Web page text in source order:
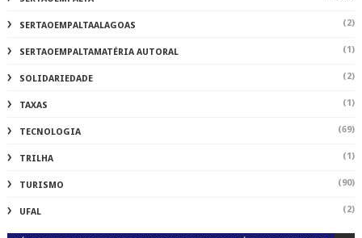
SERTAOEMPALTAALAGOAS (2)
SERTAOEMPALTAMATÉRIA AUTORAL (1)
SOLIDARIEDADE (2)
TAXAS (1)
TECNOLOGIA (69)
TRILHA (1)
TURISMO (90)
UFAL (2)